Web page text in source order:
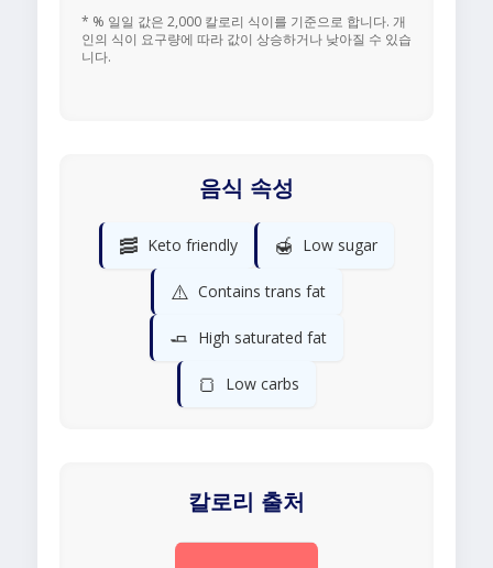
* % 일일 값은 2,000 칼로리 식이를 기준으로 합니다. 개
인의 식이 요구량에 따라 값이 상승하거나 낮아질 수 있습
니다.
음식 속성
🥓 Keto friendly 🍯 Low sugar
⚠️ Contains trans fat
🧈 High saturated fat
🍞 Low carbs
칼로리 출처